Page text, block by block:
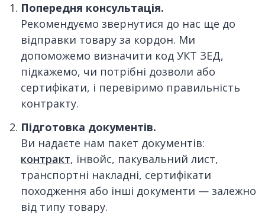
Попередня консультація.
Рекомендуємо звернутися до нас ще до
відправки товару за кордон. Ми
допоможемо визначити код УКТ ЗЕД,
підкажемо, чи потрібні дозволи або
сертифікати, і перевіримо правильність
контракту.
Підготовка документів.
Ви надаєте нам пакет документів:
контракт, інвойс, пакувальний лист,
транспортні накладні, сертифікати
походження або інші документи — залежно
від типу товару.